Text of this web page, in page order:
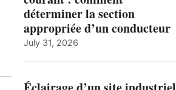
déterminer la section
appropriée d’un conducteur
July 31, 2026